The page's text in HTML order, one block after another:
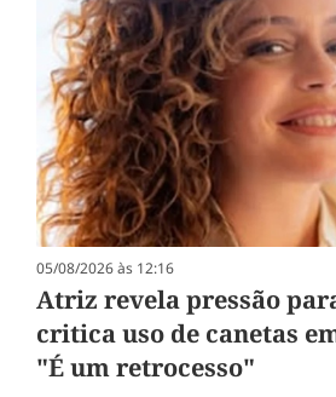
05/08/2026 às 12:16
Atriz revela pressão
critica uso de canetas
"É um retrocesso"